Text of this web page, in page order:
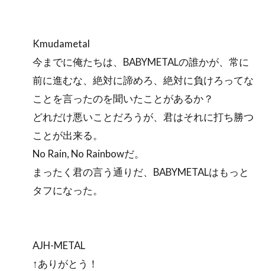
Kmudametal
今までに俺たちは、BABYMETALの誰かが、常に
前に進むな、絶対に諦めろ、絶対に負けろってな
ことを言ったのを聞いたことがあるか？
どれだけ悪いことだろうが、君はそれに打ち勝つ
ことが出来る。
No Rain, No Rainbowだ。
まったく君の言う通りだ、BABYMETALはもっと
タフになった。
AJH-METAL
↑ありがとう！